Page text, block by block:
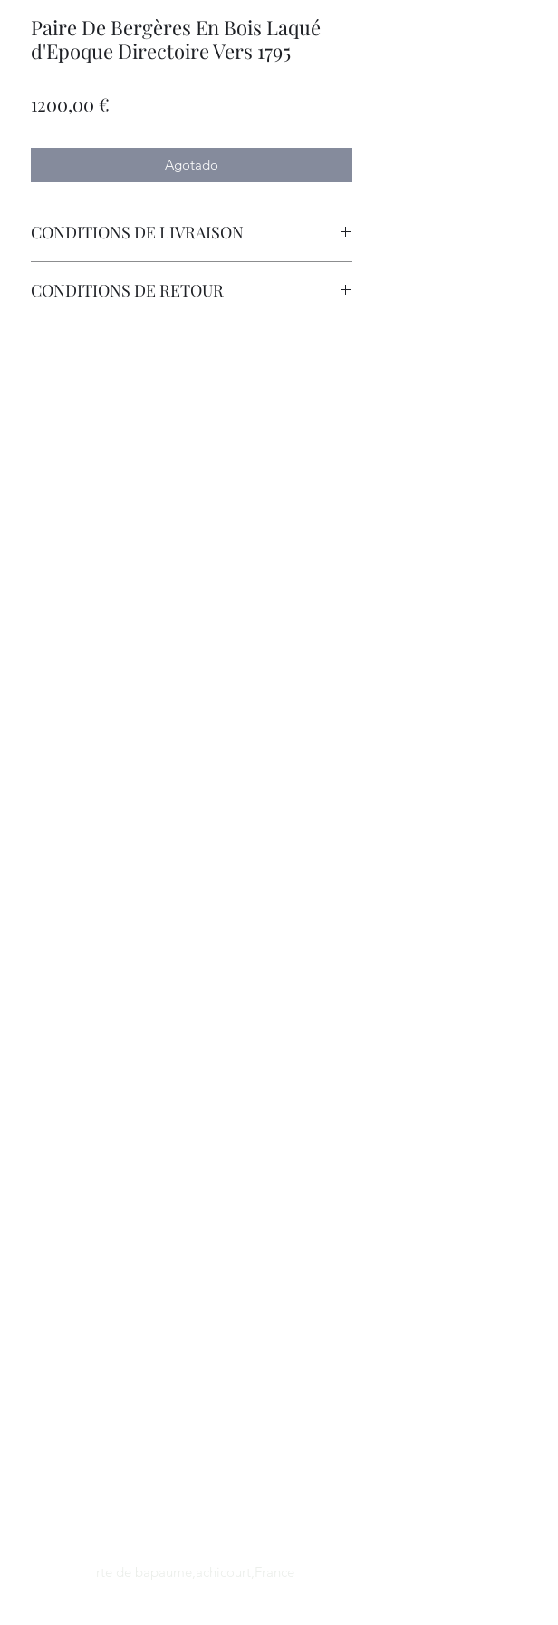
Paire De Bergères En Bois Laqué
d'Epoque Directoire Vers 1795
1200,00 €
Agotado
CONDITIONS DE LIVRAISON
CONDITIONS DE RETOUR